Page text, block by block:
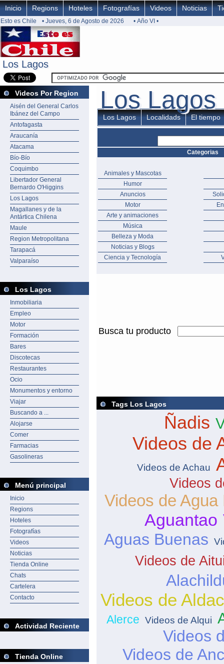
Los Lagos
Los Lagos
Inicio Regions Hoteles Fotografías Videos Noticias
Esto es Chile • Jueves, 6 de Agosto de 2026 • Año VI •
Videos Por Region
Aisén del General Carlos
Ibánez del Campo
Antofagasta
Araucanía
Atacama
Bío-Bío
Coquimbo
Libertador General
Bernardo O'Higgins
Los Lagos
Magallanes y de la
Antártica Chilena
Maule
Region Metropolitana
Tarapacá
Valparaíso
Los Lagos
Inmobiliaria
Empleo
Motor
Formación
Bares
Discotecas
Restaurantes
Ocio
Monumentos y entorno
Viajar
Buscando a ...
Alojarse
Comer
Farmacias
Gasolineras
Menú principal
Inicio
Regions
Hoteles
Fotografías
Videos
Noticias
Tienda Online
Chats
Cartelera
Contacto
Actividad Reciente
Tienda Online
Los Lagos
Los Lagos
Los Lagos Localidads El tiempo
Categorias
Animales y Mascotas
Humor
Anuncios
Motor
Arte y animaciones
Música
Belleza y Moda
Noticias y Blogs
Ciencia y Tecnología
Busca tu producto
Tags Los Lagos
Ñadis
Videos de
Videos de Achau
Videos
Videos de Agua
Aguantao
Aguas Buenas
Videos de
Videos de
Alerce Videos de Alqui
Videos
Videos de